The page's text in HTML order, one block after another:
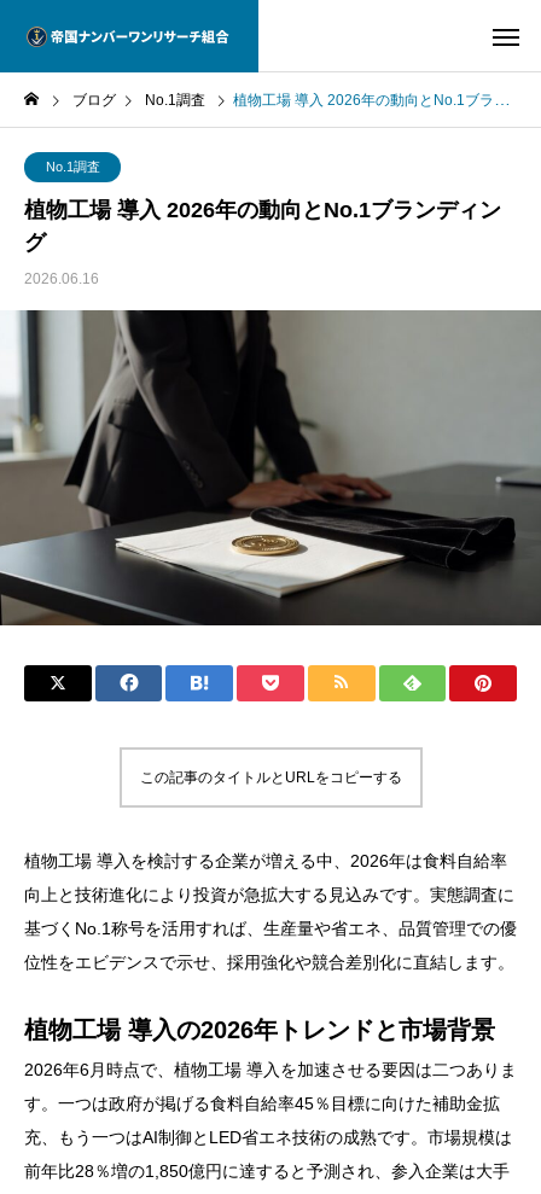
ブログ No.1調査 植物工場 導入 2026年の動向とNo.1ブランディング
No.1調査
植物工場 導入 2026年の動向とNo.1ブランディン
グ
2026.06.16
この記事のタイトルとURLをコピーする
植物工場 導入を検討する企業が増える中、2026年は食料自給率
向上と技術進化により投資が急拡大する見込みです。実態調査に
基づくNo.1称号を活用すれば、生産量や省エネ、品質管理での優
位性をエビデンスで示せ、採用強化や競合差別化に直結します。
植物工場 導入の2026年トレンドと市場背景
2026年6月時点で、植物工場 導入を加速させる要因は二つありま
す。一つは政府が掲げる食料自給率45％目標に向けた補助金拡
充、もう一つはAI制御とLED省エネ技術の成熟です。市場規模は
前年比28％増の1,850億円に達すると予測され、参入企業は大手